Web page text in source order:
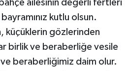
ailesinin değerli fertleri
kutlu olsun.
küçüklerin gözlerinden
birlik ve beraberliğe vesile
beraberliğimiz daim olur.